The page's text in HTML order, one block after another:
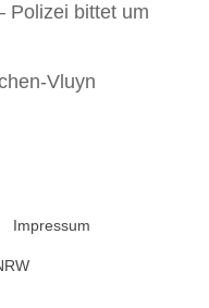
Polizei bittet um
Vluyn
Impressum